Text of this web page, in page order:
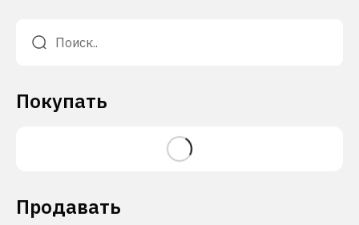
Покупать
Продавать